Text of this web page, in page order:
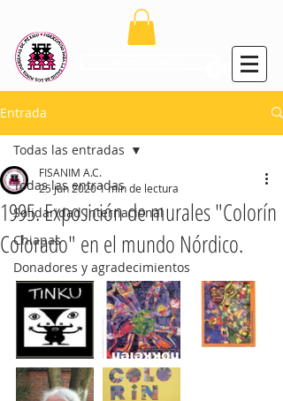
el fideo
Entrada
Todas las entradas
Solidaridad Internacional
Chiapas
Donadores y agradecimientos
Todas las entradas
1995. Exposición de murales "Colorín
Colorado" en el mundo Nórdico.
FISANIM A.C.
25 jun 20201 min de lectura